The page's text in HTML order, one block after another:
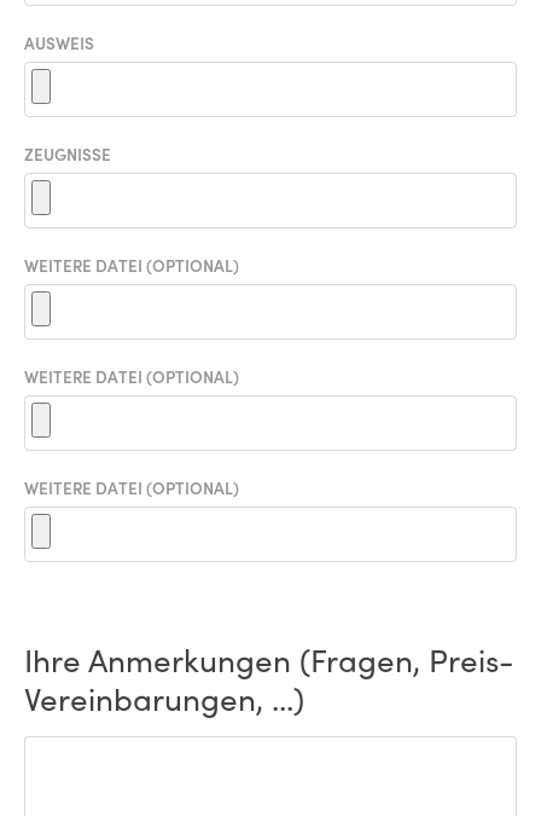
AUSWEIS
ZEUGNISSE
WEITERE DATEI (OPTIONAL)
WEITERE DATEI (OPTIONAL)
WEITERE DATEI (OPTIONAL)
Ihre Anmerkungen (Fragen, Preis-
Vereinbarungen, ...)